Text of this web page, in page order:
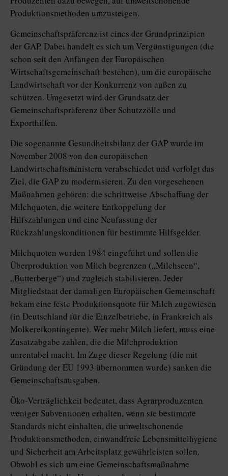
Produktionsmethoden umzusteigen.
Gemeinschaftspräferenz ist eines der Grundprinzipien
der GAP. Dabei handelt es sich um Vergünstigungen (die
schon seit den Anfängen der Europäischen
Wirtschaftsgemeinschaft bestehen), um die europäische
Landwirtschaft vor der Konkurrenz von außen zu
schützen. Umgesetzt wird der Grundsatz der
Gemeinschaftspräferenz über Schutzzölle und
Exporthilfen.
Die sogenannte Gesundheitsbilanz der GAP wurde im
November 2008 von den europäischen
Landwirtschaftsministern verabschiedet und verfolgt das
Ziel, die GAP zu modernisieren. Zu den vorgesehenen
Maßnahmen gehören: die schrittweise Abschaffung der
Milchquoten, die weitere Entkoppelung der
Hilfszahlungen und eine Neufassung der
Rückzahlungskonditionen für bestimmte Hilfsgelder.
Milchquoten wurden 1984 eingeführt und sollen die
Überproduktion von Milch begrenzen („Milchseen“,
„Butterberge“) und zugleich stabilisieren. Jeder
Mitgliedstaat der damaligen Europäischen Gemeinschaft
bekam eine feste Produktionsquote für Milch zugewiesen
(in Deutschland für die Einzelbetriebe, in Frankreich als
Molkereikontingente). Wer mehr Milch liefert, muss eine
Zusatzabgabe zahlen, die die Milchproduktion
unrentabel macht. Im Zuge dieser Regelung (die mit
Gründung der EU 1993 übernommen wurde) sanken die
Gemeinschaftsausgaben.
Öko-Verträglichkeit bedeutet, dass Agrarproduzenten
weniger Subventionen erhalten, wenn sie bestimmte
Standards nicht einhalten, die umweltschonende
Produktionsmethoden, einwandfreie Lebensmittelhygiene
und Sicherheit am Arbeitsplatz gewährleisten sollen.
Obwohl es sich um eine Gemeinschaftsmaßnahme